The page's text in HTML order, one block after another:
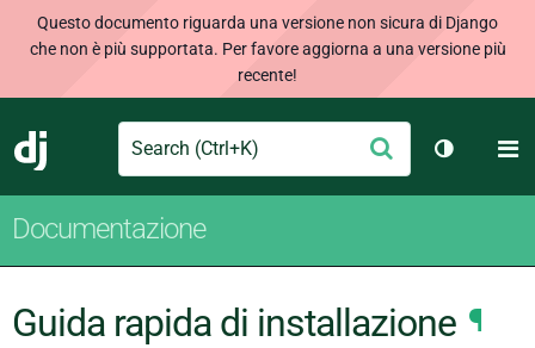
Questo documento riguarda una versione non sicura di Django
che non è più supportata. Per favore aggiorna a una versione più
recente!
Django
Search Conferma
Cambia
Documentazione
Guida rapida di installazione ¶